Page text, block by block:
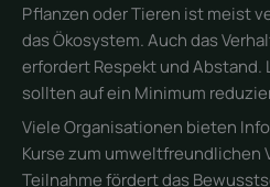
Pflanzen oder Tieren ist meist
das Ökosystem. Auch das
erfordert Respekt und Abstand.
sollten auf ein Minimum
Viele Organisationen bieten
Kurse zum umweltfreundlichen
Teilnahme fördert das